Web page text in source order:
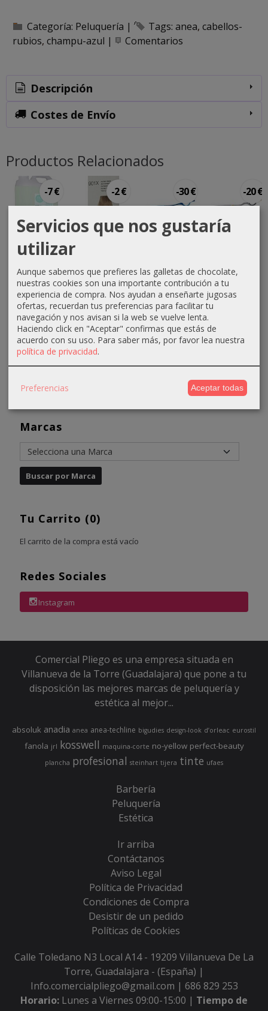
Marcas
Tu Carrito (0)
El carrito de la compra está vacío
Redes Sociales
Instagram
Categoría: Peluquería | Tags: anea cabellos-
rubios champu-azul | Comentarios
Descripción
Costes de Envío
Productos Relacionados
-7 €
Champú
manzana
5000ml
Anea
9,60 €
16,60 €
-2 €
N901x
Platino
Ceniza...
4,31 €
6,61 €
-30 €
Line 5"
38,38 €
68,38 €
-20 €
28,90 €
Comercial Pliego es una empresa situada en
Villanueva de la Torre (Guadalajara) que pone a tu
disposición las mejores marcas de peluquería y
estética al mejor...
absoluk anadia anea anea-techline bigudies design-look d’orleac eurostil
fanola jrl kosswell maquina-corte no-yellow perfect-beauty
plancha profesional steinhart tijera tinte ufaes
Barbería
Peluquería
Estética
Ir arriba
Contáctanos
Aviso Legal
Política de Privacidad
Condiciones de Compra
Desistir de un pedido
Políticas de Cookies
Calle Toledano N3 Local A14 - 19209 Villanueva De La
Torre, Guadalajara - (España) |
Info.comercialpliego@gmail.com | 686 829 253
Horario: Lunes a Viernes 09:00-15:00 | Tiempo de
Servicios que nos gustaría
utilizar
Aunque sabemos que prefieres las galletas de chocolate,
nuestras cookies son una importante contribución a tu
experiencia de compra. Nos ayudan a enseñarte jugosas
ofertas, recuerdan tus preferencias para facilitar tu
navegación y nos avisan si la web se vuelve lenta.
Haciendo click en "Aceptar" confirmas que estás de
acuerdo con su uso. Para saber más, por favor lea nuestra
política de privacidad.
Preferencias Aceptar todas